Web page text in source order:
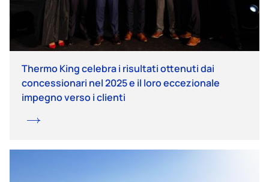
Thermo King celebra i risultati ottenuti dai
concessionari nel 2025 e il loro eccezionale
impegno verso i clienti